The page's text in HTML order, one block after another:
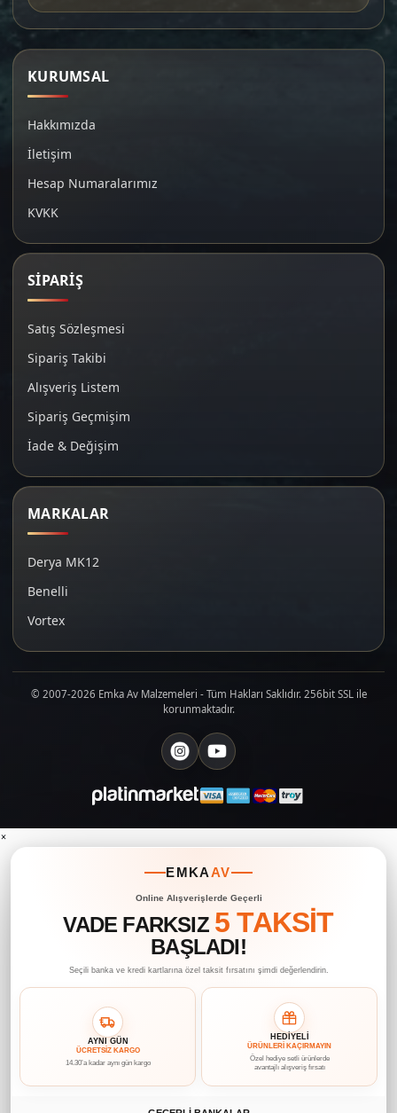
KURUMSAL
Hakkımızda
İletişim
Hesap Numaralarımız
KVKK
SİPARİŞ
Satış Sözleşmesi
Sipariş Takibi
Alışveriş Listem
Sipariş Geçmişim
İade & Değişim
MARKALAR
Derya MK12
Benelli
Vortex
© 2007-2026 Emka Av Malzemeleri - Tüm Hakları Saklıdır. 256bit SSL ile
korunmaktadır.
×
EMKAAV
Online Alışverişlerde Geçerli
VADE FARKSIZ 5 TAKSİT
BAŞLADI!
Seçili banka ve kredi kartlarına özel taksit fırsatını şimdi değerlendirin.
AYNI GÜN
ÜCRETSİZ KARGO
14.30’a kadar aynı gün kargo
HEDİYELİ
ÜRÜNLERİ KAÇIRMAYIN
Özel hediye setli ürünlerde
avantajlı alışveriş fırsatı